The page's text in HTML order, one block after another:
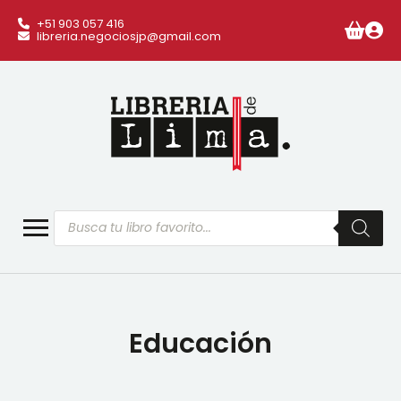
+51 903 057 416
libreria.negociosjp@gmail.com
Búsqueda
de
productos
Educación